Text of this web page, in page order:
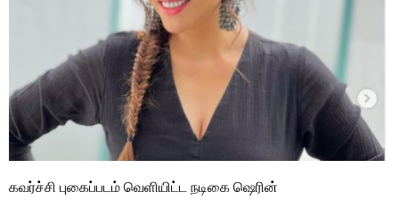
கவர்ச்சி புகைப்படம் வெளியிட்ட நடிகை ஷெரின்